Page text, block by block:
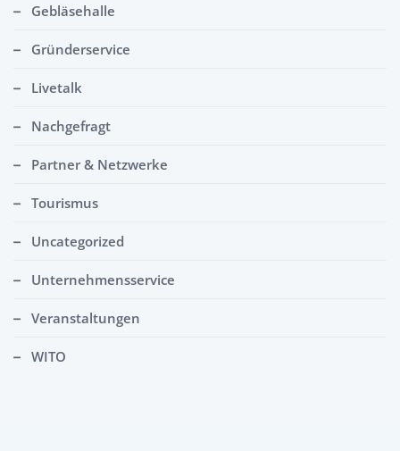
Gebläsehalle
Gründerservice
Livetalk
Nachgefragt
Partner & Netzwerke
Tourismus
Uncategorized
Unternehmensservice
Veranstaltungen
WITO